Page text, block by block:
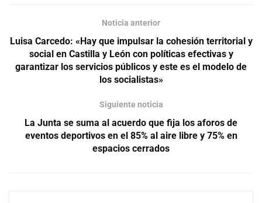
Noticia anterior
Luisa Carcedo: «Hay que impulsar la cohesión territorial y
social en Castilla y León con políticas efectivas y
garantizar los servicios públicos y este es el modelo de
los socialistas»
Siguiente noticia
La Junta se suma al acuerdo que fija los aforos de
eventos deportivos en el 85% al aire libre y 75% en
espacios cerrados